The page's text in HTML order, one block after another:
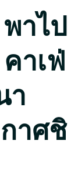
าไป
าเฟ่
า
าศชิ